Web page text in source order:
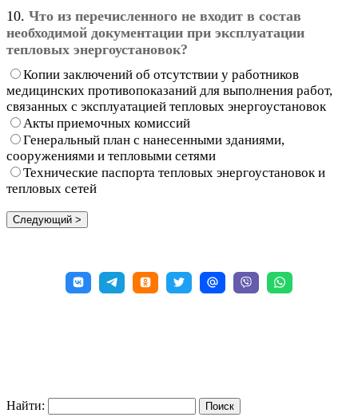
10. Что из перечисленного не входит в состав
необходимой документации при эксплуатации
тепловых энергоустановок?
Копии заключений об отсутствии у работников
медицинских противопоказаний для выполнения работ,
связанных с эксплуатацией тепловых энергоустановок
Акты приемочных комиссий
Генеральный план с нанесенными зданиями,
сооружениями и тепловыми сетями
Технические паспорта тепловых энергоустановок и
тепловых сетей
Найти: